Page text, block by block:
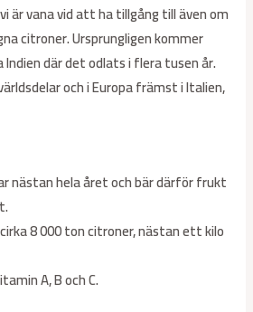
är vana vid att ha tillgång till även om
citroner. Ursprungligen kommer
där det odlats i flera tusen år.
och i Europa främst i Italien,
nästan hela året och bär därför frukt
8 000 ton citroner, nästan ett kilo
A, B och C.